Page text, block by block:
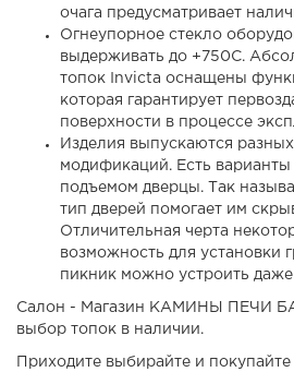
очага предусматривает
Огнеупорное стекло
выдерживать до +750С.
топок Invicta оснащены
которая гарантирует
поверхности в процессе
Изделия выпускаются
модификаций. Есть
подъемом дверцы. Так
тип дверей помогает им
Отличительная черта
возможность для установки
пикник можно устроить
Салон - Магазин КАМИНЫ ПЕЧИ
выбор топок в наличии.
Приходите выбирайте и